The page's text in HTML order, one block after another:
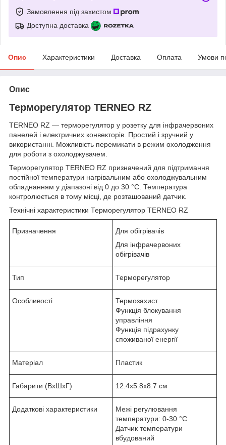
Замовлення під захистом
Доступна доставка
Опис Характеристики Доставка Оплата Умови
Опис
Терморегулятор TERNEO RZ
TERNEO RZ — терморегулятор у розетку для інфрачервоних
панелей і електричних конвекторів. Простий і зручний у
використанні. Можливість перемикати в режим охолодження
для роботи з охолоджувачем.
Терморегулятор TERNEO RZ призначений для підтримання
постійної температури нагрівальним або охолоджувальним
обладнанням у діапазоні від 0 до 30 °C. Температура
контролюється в тому місці, де розташований датчик.
Технічні характеристики Терморегулятор TERNEO RZ
Призначення
Для обігрівачів
Для інфрачервоних
обігрівачів
Тип Терморегулятор
Особливості
Термозахист
Функція блокування
управління
Функція підрахунку
споживаної енергії
Матеріал Пластик
Габарити (ВхШхГ) 12.4х5.8х8.7 см
Додаткові характеристики
Межі регулювання
температури: 0-30 °С
Датчик температури
вбудований